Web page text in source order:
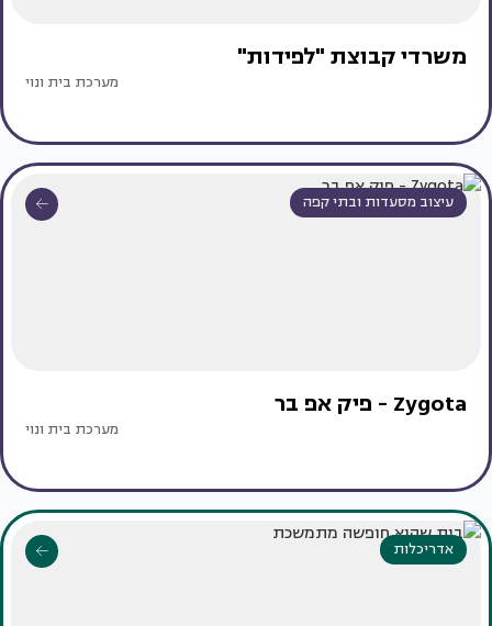
משרדי קבוצת "לפידות"
מערכת בית ונוי
עיצוב מסעדות ובתי קפה
Zygota - פיק אפ בר
מערכת בית ונוי
אדריכלות